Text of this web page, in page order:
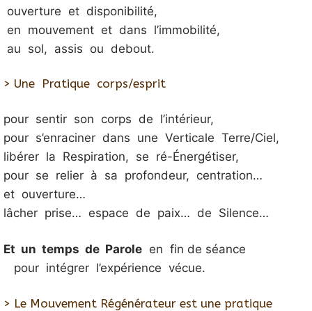
ouverture et disponibilité,
en mouvement et dans l’immobilité,
au sol, assis ou debout.
> Une Pratique corps/esprit
pour sentir son corps de l’intérieur,
pour s’enraciner dans une Verticale Terre/Ciel,
libérer la Respiration, se ré-Énergétiser,
pour se relier à sa profondeur, centration…
et ouverture…
lâcher prise… espace de paix… de Silence…
Et un temps de Parole en fin de séance
pour intégrer l’expérience vécue.
> Le Mouvement Régénérateur est une pratique